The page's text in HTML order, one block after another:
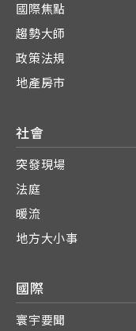
國際焦點
趨勢大師
政策法規
地產房市
社會
突發現場
法庭
暖流
地方大小事
國際
寰宇要聞